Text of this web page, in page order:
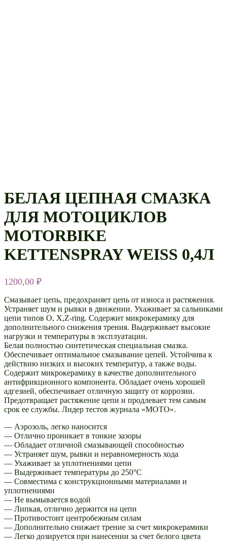
БЕЛАЯ ЦЕПНАЯ СМАЗКА
ДЛЯ МОТОЦИКЛОВ
MOTORBIKE
KETTENSPRAY WEISS 0,4Л
1200,00 ₽
Смазывает цепь, предохраняет цепь от износа и растяжения.
Устраняет шум и рывки в движении. Ухаживает за сальниками
цепи типов O, X,Z-ring. Содержит микрокерамику для
дополнительного снижения трения. Выдерживает высокие
нагрузки и температуры в эксплуатации.
Белая полностью синтетическая специальная смазка.
Обеспечивает оптимальное смазывание цепей. Устойчива к
действию низких и высоких температур, а также воды.
Содержит микрокерамику в качестве дополнительного
антифрикционного компонента. Обладает очень хорошей
адгезией, обеспечивает отличную защиту от коррозии.
Предотвращает растяжение цепи и продлевает тем самым
срок ее службы. Лидер тестов журнала «МОТО».
— Аэрозоль, легко наносится
— Отлично проникает в тонкие зазоры
— Обладает отличной смазывающей способностью
— Устраняет шум, рывки и неравномерность хода
— Ухаживает за уплотнениями цепи
— Выдерживает температуры до 250°С
— Совместима с конструкционными материалами и
уплотнениями
— Не вымывается водой
— Липкая, отлично держится на цепи
— Противостоит центробежным силам
— Дополнительно снижает трение за счет микрокерамики
— Легко дозируется при нанесении за счет белого цвета